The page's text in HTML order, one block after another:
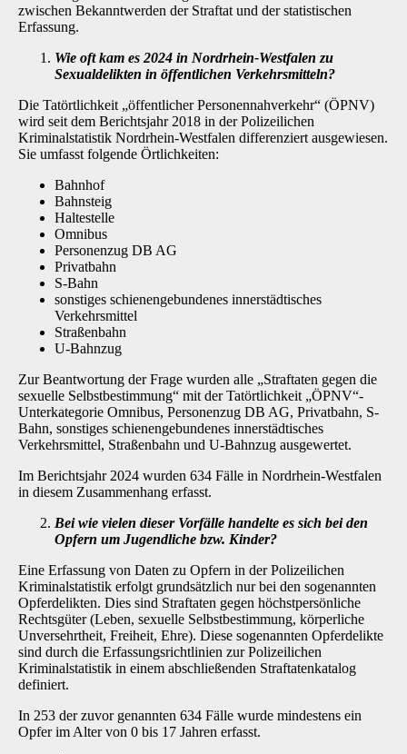
zwischen Bekanntwerden der Straftat und der statistischen
Erfassung.
Wie oft kam es 2024 in Nordrhein-Westfalen zu
Sexualdelikten in öffentlichen Ver­kehrsmitteln?
Die Tatörtlichkeit „öffentlicher Personennahverkehr“ (ÖPNV)
wird seit dem Berichtsjahr 2018 in der Polizeilichen
Kriminalstatistik Nordrhein-Westfalen differenziert ausgewiesen.
Sie um­fasst folgende Örtlichkeiten:
Bahnhof
Bahnsteig
Haltestelle
Omnibus
Personenzug DB AG
Privatbahn
S-Bahn
sonstiges schienengebundenes innerstädtisches
Verkehrsmittel
Straßenbahn
U-Bahnzug
Zur Beantwortung der Frage wurden alle „Straftaten gegen die
sexuelle Selbstbestimmung“ mit der Tatörtlichkeit „ÖPNV“-
Unterkategorie Omnibus, Personenzug DB AG, Privatbahn, S-
Bahn, sonstiges schienengebundenes innerstädtisches
Verkehrsmittel, Straßenbahn und U-Bahnzug ausgewertet.
Im Berichtsjahr 2024 wurden 634 Fälle in Nordrhein-Westfalen
in diesem Zusammenhang er­fasst.
Bei wie vielen dieser Vorfälle handelte es sich bei den
Opfern um Jugendliche bzw. Kinder?
Eine Erfassung von Daten zu Opfern in der Polizeilichen
Kriminalstatistik erfolgt grundsätzlich nur bei den sogenannten
Opferdelikten. Dies sind Straftaten gegen höchstpersönliche
Rechts­güter (Leben, sexuelle Selbstbestimmung, körperliche
Unversehrtheit, Freiheit, Ehre). Diese sogenannten Opferdelikte
sind durch die Erfassungsrichtlinien zur Polizeilichen
Kriminalstatis­tik in einem abschließenden Straftatenkatalog
definiert.
In 253 der zuvor genannten 634 Fälle wurde mindestens ein
Opfer im Alter von 0 bis 17 Jahren erfasst.